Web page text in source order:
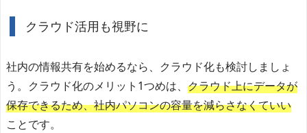
クラウド活用も視野に
社内の情報共有を始めるなら、クラウド化も検討しましょ
う。クラウド化のメリット1つめは、 クラウド上にデータが
保存できるため、社内パソコンの容量を減らさなくていい
ことです。